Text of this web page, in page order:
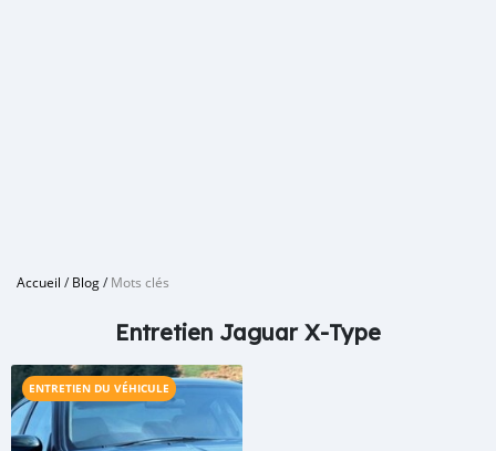
Accueil /Blog/Mots clés
Entretien Jaguar X-Type
ENTRETIEN DU VÉHICULE